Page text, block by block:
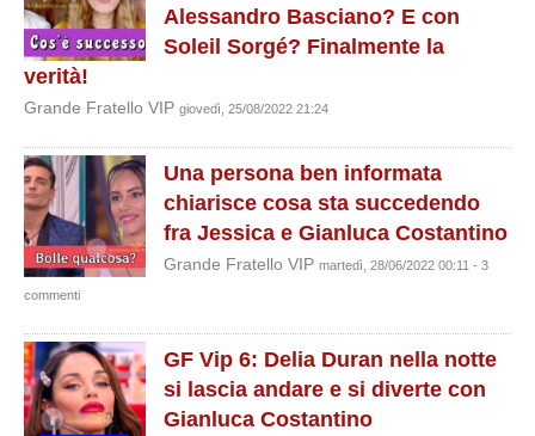
Alessandro Basciano? E con
Soleil Sorgé? Finalmente la
verità!
Grande Fratello VIP giovedì, 25/08/2022 21:24
Una persona ben informata
chiarisce cosa sta succedendo
fra Jessica e Gianluca Costantino
Grande Fratello VIP martedì, 28/06/2022 00:11 - 3
commenti
GF Vip 6: Delia Duran nella notte
si lascia andare e si diverte con
Gianluca Costantino